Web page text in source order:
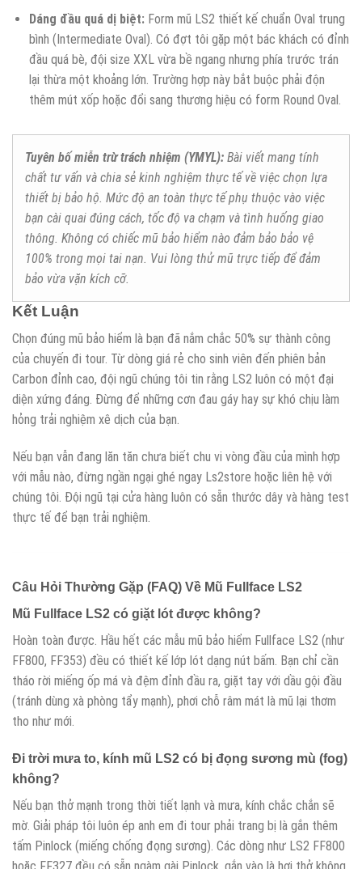
Dáng đầu quá dị biệt:Form mũ LS2 thiết kế chuẩn Oval trung
bình (Intermediate Oval). Có đợt tôi gặp một bác khách có đỉnh
đầu quá bè, đội size XXL vừa bề ngang nhưng phía trước trán
lại thừa một khoảng lớn. Trường hợp này bắt buộc phải độn
thêm mút xốp hoặc đổi sang thương hiệu có form Round Oval.
Tuyên bố miễn trừ trách nhiệm (YMYL): Bài viết mang tính
chất tư vấn và chia sẻ kinh nghiệm thực tế về việc chọn lựa
thiết bị bảo hộ. Mức độ an toàn thực tế phụ thuộc vào việc
bạn cài quai đúng cách, tốc độ va chạm và tình huống giao
thông. Không có chiếc mũ bảo hiểm nào đảm bảo bảo vệ
100% trong mọi tai nạn. Vui lòng thử mũ trực tiếp để đảm
bảo vừa vặn kích cỡ.
Kết Luận
Chọn đúng mũ bảo hiểm là bạn đã nắm chắc 50% sự thành công
của chuyến đi tour. Từ dòng giá rẻ cho sinh viên đến phiên bản
Carbon đỉnh cao, đội ngũ chúng tôi tin rằng LS2 luôn có một đại
diện xứng đáng. Đừng để những cơn đau gáy hay sự khó chịu làm
hỏng trải nghiệm xê dịch của bạn.
Nếu bạn vẫn đang lăn tăn chưa biết chu vi vòng đầu của mình hợp
với mẫu nào, đừng ngần ngại ghé ngay Ls2store hoặc liên hệ với
chúng tôi. Đội ngũ tại cửa hàng luôn có sẵn thước dây và hàng test
thực tế để bạn trải nghiệm.
Câu Hỏi Thường Gặp (FAQ) Về Mũ Fullface LS2
Mũ Fullface LS2 có giặt lót được không?
Hoàn toàn được. Hầu hết các mẫu mũ bảo hiểm Fullface LS2 (như
FF800, FF353) đều có thiết kế lớp lót dạng nút bấm. Bạn chỉ cần
tháo rời miếng ốp má và đệm đỉnh đầu ra, giặt tay với dầu gội đầu
(tránh dùng xà phòng tẩy mạnh), phơi chỗ râm mát là mũ lại thơm
tho như mới.
Đi trời mưa to, kính mũ LS2 có bị đọng sương mù (fog)
không?
Nếu bạn thở mạnh trong thời tiết lạnh và mưa, kính chắc chắn sẽ
mờ. Giải pháp tôi luôn ép anh em đi tour phải trang bị là gắn thêm
tấm Pinlock (miếng chống đọng sương). Các dòng như LS2 FF800